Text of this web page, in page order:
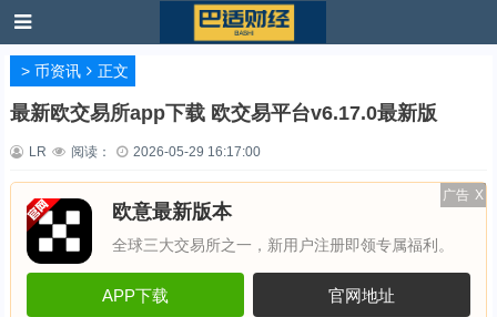
> 币资讯 正文
最新欧交易所app下载 欧交易平台v6.17.0最新版
LR 阅读： 2026-05-29 16:17:00
广告 X
欧意最新版本
全球三大交易所之一，新用户注册即领专属福利。
APP下载 官网地址